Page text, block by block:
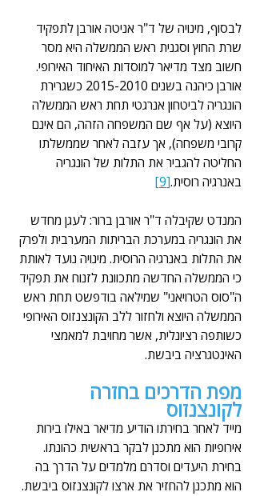
לבסוף, מינויה של ד"ר אניטה אורבן לתפקיד
שרת החוץ וסגנית ראש הממשלה היא מסר
חשוב מצד מדיאר למוסדות האיחוד האירופי.
אורבן כיהנה בשנים 2015-2010 כשגרירת
הונגריה לביטחון אנרגטי תחת ראש הממשלה
היוצא (על אף שם המשפחה הזהה, הם אינם
קרובי משפחה), אך עזבה לאחר שממשלתו
החליטה להגביר את התלות של הונגריה
באנרגיה רוסית.[9]
המנדט שקיבלה ד"ר אורבן ברור: לעגן מחדש
את הונגריה במערכת הבריתות המערבית ולפרק
את התלות באנרגיה הרוסית. מינויה נועד לאותת
כי הממשלה החדשה מתכוונת לזנוח את תפקיד
ה"סוס הטרויאני" שמילאה בודפשט תחת ראש
הממשלה היוצא ולחזור ללב הקונצנזוס האירופי
כשותפה רציונלית, אשר מחויבת למאמצי
האינטגרציה ביבשת.
מפת הדרכים בחזרה
לקונצנזוס
מייד לאחר בחירתו הודיע מדיאר באילו בירות
אירופיות הוא מתכנן לבקר בראשית כהונתו.
בחירת היעדים וסדרם מלמדים על הדרך בה
הוא מתכנן להחזיר את ארצו לקונצנזוס ביבשת.